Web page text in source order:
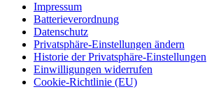
Impressum
Batterieverordnung
Datenschutz
Privatsphäre-Einstellungen ändern
Historie der Privatsphäre-Einstellungen
Einwilligungen widerrufen
Cookie-Richtlinie (EU)